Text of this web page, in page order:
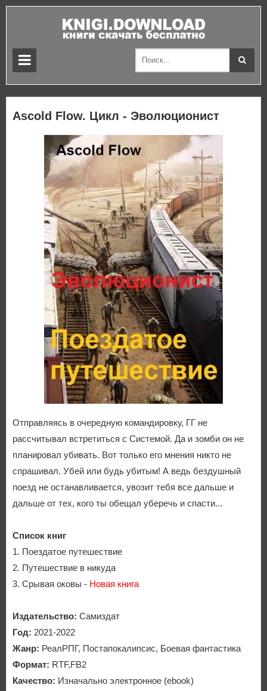
Ascold Flow. Цикл - Эволюционист
Отправляясь в очередную командировку, ГГ не
рассчитывал встретиться с Системой. Да и зомби он не
планировал убивать. Вот только его мнения никто не
спрашивал. Убей или будь убитым! А ведь бездушный
поезд не останавливается, увозит тебя все дальше и
дальше от тех, кого ты обещал уберечь и спасти...
Список книг
1. Поездатое путешествие
2. Путешествие в никуда
3. Срывая оковы - Новая книга
Издательство: Самиздат
Год: 2021-2022
Жанр: РеалРПГ, Постапокалипсис, Боевая фантастика
Формат: RTF,FB2
Качество: Изначально электронное (ebook)